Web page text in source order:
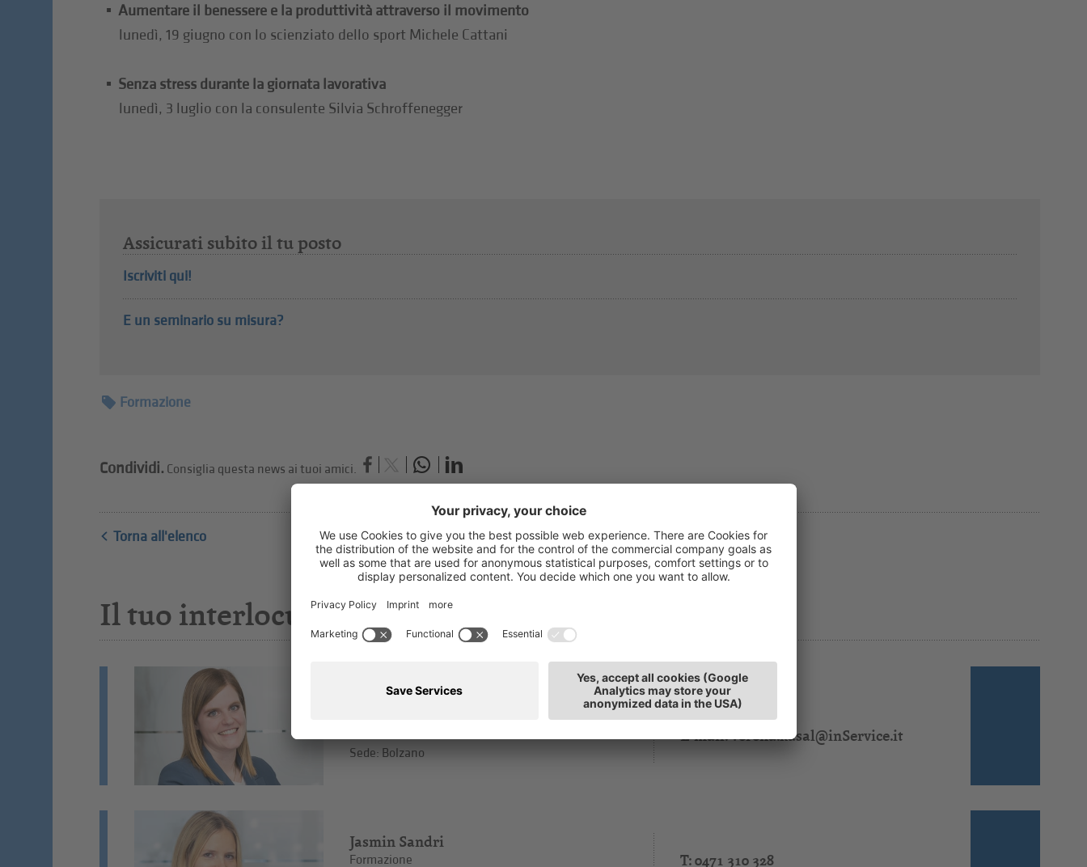
Aumentare il benessere e la produttività attraverso il movimento
lunedì, 19 giugno con lo scienziato dello sport Michele Cattani
Senza stress durante la giornata lavorativa
lunedì, 3 luglio con la consulente Silvia Schroffenegger
Assicurati subito il tu posto
Iscriviti qui!
E un seminario su misura?
Formazione
Condividi. Consiglia questa news ai tuoi amici.
Torna all'elenco
Il tuo interlocutore
Verena Kasal
Sede: Bolzano
T: 0471 310 323
E-mail:verena.kasal@inService.it
Jasmin Sandri
Formazione
T: 0471 310 328